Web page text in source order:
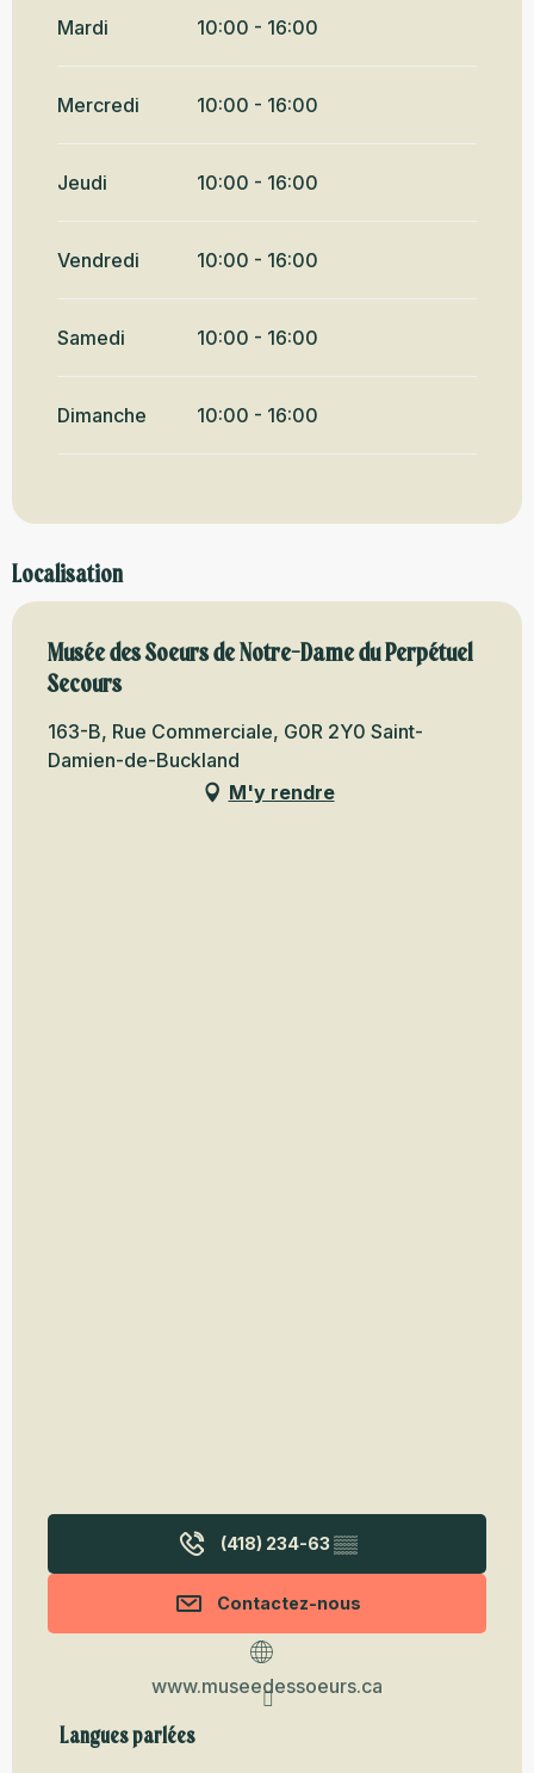
2026
Mardi 10:00 - 16:00
Mercredi 10:00 - 16:00
Jeudi 10:00 - 16:00
Vendredi 10:00 - 16:00
Samedi 10:00 - 16:00
Dimanche 10:00 - 16:00
Localisation
Musée des Soeurs de Notre-Dame du Perpétuel
Secours
163-B, Rue Commerciale, G0R 2Y0 Saint-
Damien-de-Buckland
M'y rendre
(418) 234-63 ▒▒
Contactez-nous
www.museedessoeurs.ca
Langues parlées
Langues parlées